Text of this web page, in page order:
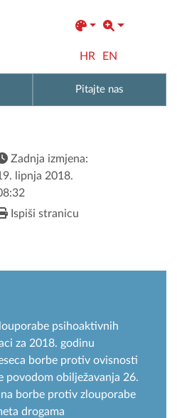
HR EN
Pitajte nas
Zadnja izmjena:
lipnja 2018.
Ispiši stranicu
psihoaktivnih
za 2018. godinu
borbe protiv ovisnosti
povodom obilježavanja 26.
borbe protiv zlouporabe
drogama